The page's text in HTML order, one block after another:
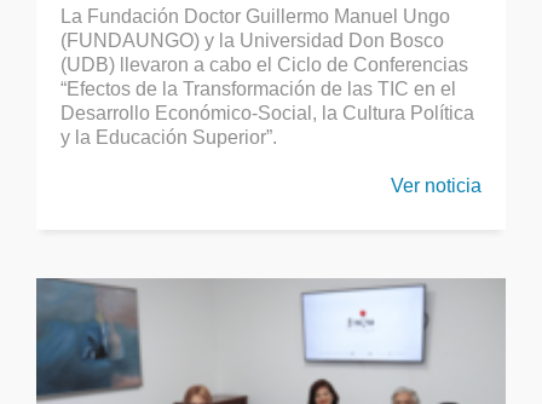
La Fundación Doctor Guillermo Manuel Ungo
(FUNDAUNGO) y la Universidad Don Bosco
(UDB) llevaron a cabo el Ciclo de Conferencias
“Efectos de la Transformación de las TIC en el
Desarrollo Económico-Social, la Cultura Política
y la Educación Superior”.
Ver noticia